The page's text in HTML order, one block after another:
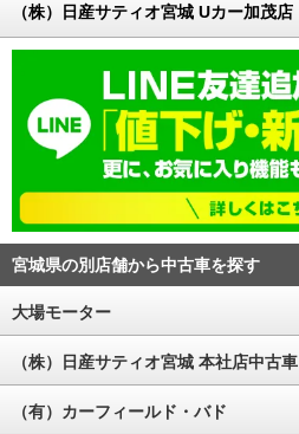
（株）日産サティオ宮城 Uカー加茂店
宮城県の別店舗から中古車を探す
大場モーター
（株）日産サティオ宮城 本社店中古車
（有）カーフィールド・バド